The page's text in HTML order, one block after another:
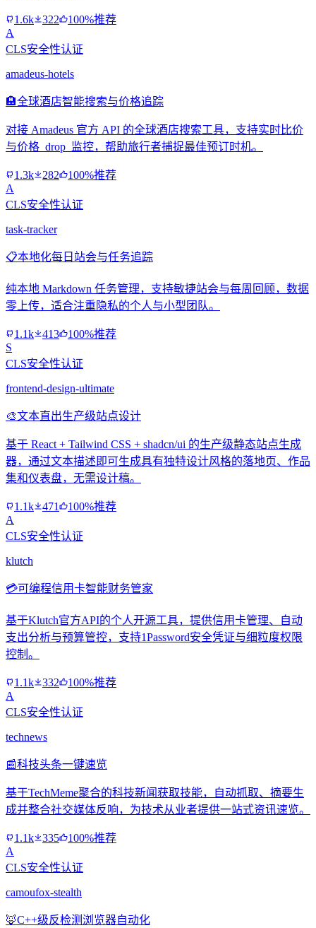
1.6k 322
100%推荐
A
CLS安全性认证
amadeus-hotels
🏨全球酒店智能搜索与价格追踪
对接 Amadeus 官方 API 的全球酒店搜索工具，支持实时比价
与价格_drop_监控，帮助旅行者捕捉最佳预订时机。
1.3k 282
100%推荐
A
CLS安全性认证
task-tracker
📋本地化每日站会与任务追踪
纯本地 Markdown 任务管理，支持敏捷站会与每周回顾，数据
零上传，适合注重隐私的个人与小型团队。
1.1k 413
100%推荐
S
CLS安全性认证
frontend-design-ultimate
🎨文本直出生产级站点设计
基于 React + Tailwind CSS + shadcn/ui 的生产级静态站点生成
器，通过文本描述即可生成具有独特设计风格的落地页、作品
集和仪表盘，无需设计稿。
1.1k 471
100%推荐
A
CLS安全性认证
klutch
💳可编程信用卡智能财务管家
基于Klutch官方API的个人开源工具，提供信用卡管理、自动
支出分析与预算管控，支持1Password安全凭证与细粒度权限
控制。
1.1k 332
100%推荐
A
CLS安全性认证
technews
📰科技头条一键速览
基于TechMeme聚合的科技新闻获取技能，自动抓取、摘要生
成并整合社交媒体反响，为技术从业者提供一站式资讯速览。
1.1k 335
100%推荐
A
CLS安全性认证
camoufox-stealth
🦊C++级反检测浏览器自动化